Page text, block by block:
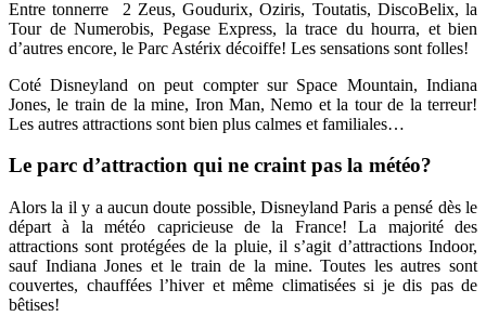
Entre tonnerre 2 Zeus, Goudurix, Oziris, Toutatis, DiscoBelix, la
Tour de Numerobis, Pegase Express, la trace du hourra, et bien
d’autres encore, le Parc Astérix décoiffe! Les sensations sont folles!
Coté Disneyland on peut compter sur Space Mountain, Indiana
Jones, le train de la mine, Iron Man, Nemo et la tour de la terreur!
Les autres attractions sont bien plus calmes et familiales…
Le parc d’attraction qui ne craint pas la météo?
Alors la il y a aucun doute possible, Disneyland Paris a pensé dès le
départ à la météo capricieuse de la France! La majorité des
attractions sont protégées de la pluie, il s’agit d’attractions Indoor,
sauf Indiana Jones et le train de la mine. Toutes les autres sont
couvertes, chauffées l’hiver et même climatisées si je dis pas de
bêtises!